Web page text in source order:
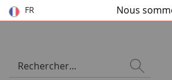
FR Nous